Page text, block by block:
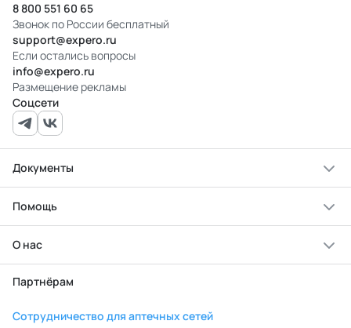
8 800 551 60 65
Звонок по России бесплатный
support@expero.ru
Если остались вопросы
info@expero.ru
Размещение рекламы
Соцсети
Документы
Помощь
О нас
Партнёрам
Сотрудничество для аптечных сетей